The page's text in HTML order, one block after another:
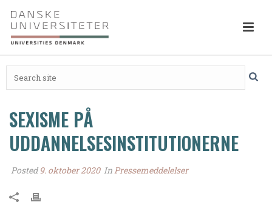
SEXISME PÅ
UDDANNELSESINSTITUTIONERNE
Posted9. oktober 2020 InPressemeddelelser